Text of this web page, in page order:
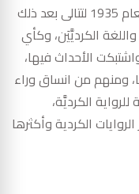
يعود تاريخ أول كتابة لرواية كرديَّة إلى العام 1935 لتتالى بعد ذلك
الكرديَّيَن، وكأي
الأحداث فيها،
ومنهم من انساق وراء
الكرديَّة،
الكردية وأكثرها